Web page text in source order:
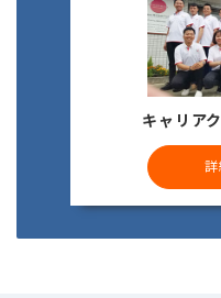
キャリア
詳